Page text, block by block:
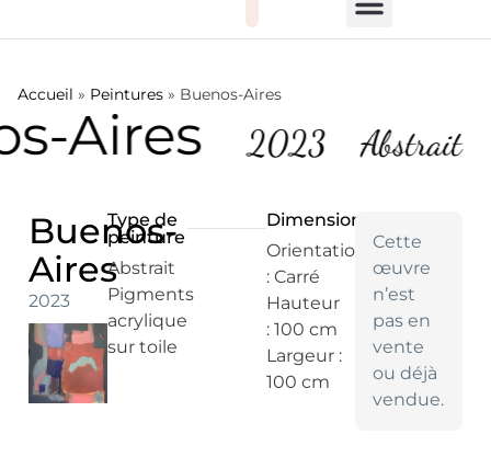
Accueil » Peintures » Buenos-Aires
Aires 2023 Abstrait
Buenos-
Aires
2023
Type de
peinture
Abstrait
Pigments
acrylique
sur toile
Dimensions
Orientation
: Carré
Hauteur
: 100 cm
Largeur :
100 cm
Cette
œuvre
n’est
pas en
vente
ou déjà
vendue.